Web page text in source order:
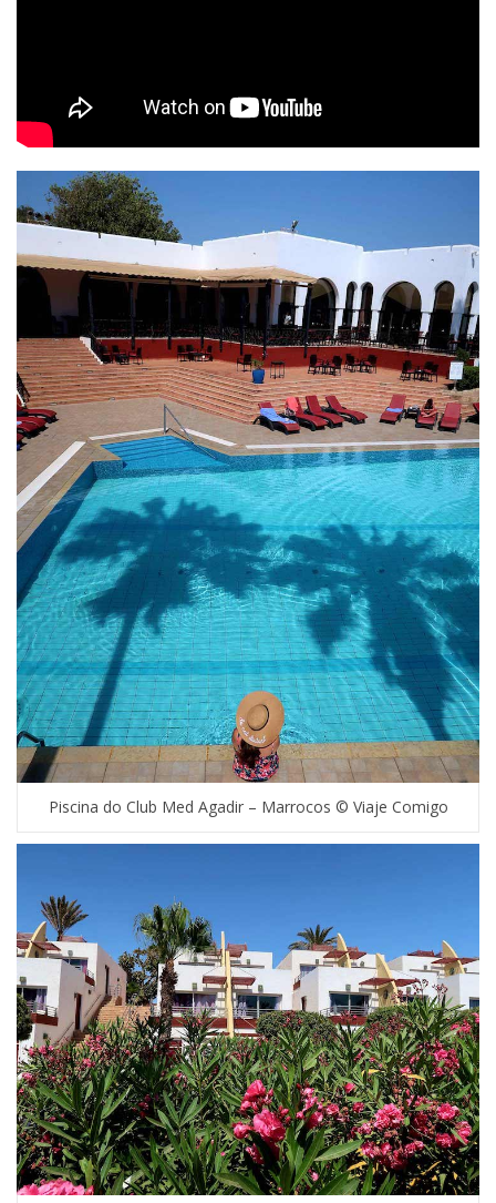
Piscina do Club Med Agadir – Marrocos © Viaje Comigo